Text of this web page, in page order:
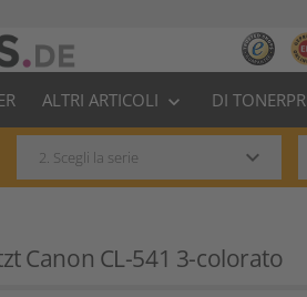
ALTRI ARTICOLI keyboard_arrow_down DI
keyboard_arrow_down
Canon CL-541 3-colorato